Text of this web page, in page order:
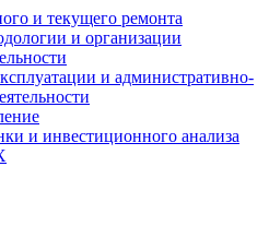
и текущего ремонта
и организации
и административно-
и инвестиционного анализа